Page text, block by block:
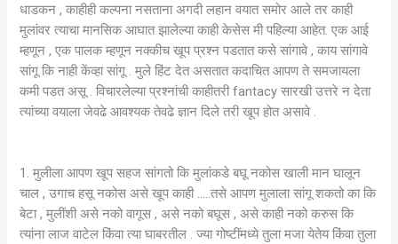
धाडकन , काहीही कल्पना नसताना अगदी लहान वयात समोर आले तर काही
मुलांवर त्याचा मानसिक आघात झालेल्या काही केसेस मी पहिल्या आहेत. एक आई
म्हणून , एक पालक म्हणून नक्कीच खूप प्रश्न पडतात कसे सांगावे , काय सांगावे
सांगू कि नाही केंव्हा सांगू . मुले हिंट देत असतात कदाचित आपण ते समजायला
कमी पडत असू . विचारलेल्या प्रश्नांची काहीतरी fantacy सारखी उत्तरे न देता
त्यांच्या वयाला जेवढे आवश्यक तेवढे ज्ञान दिले तरी खूप होत असावे .
1. मुलीला आपण खूप सहज सांगतो कि मुलांकडे बघू नकोस खाली मान घालून
चाल , उगाच हसू नकोस असे खूप काही …..तसे आपण मुलाला सांगू शकतो का कि
बेटा , मुलींशी असे नको वागूस , असे नको बघूस , असे काही नको करुस कि
त्यांना लाज वाटेल किंवा त्या घाबरतील . ज्या गोष्टींमध्ये तुला मजा येतेय किंवा तुला